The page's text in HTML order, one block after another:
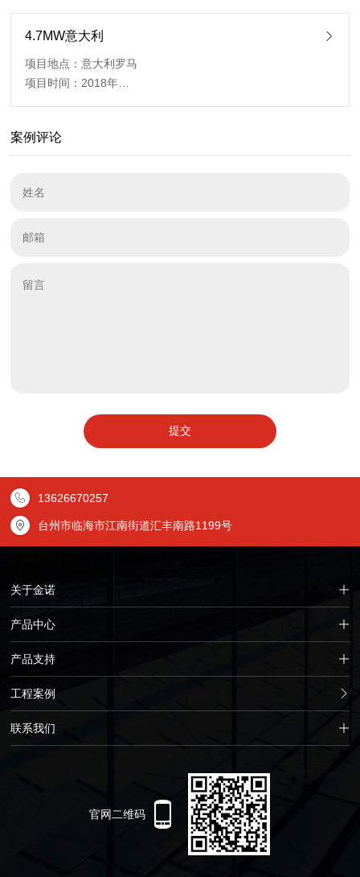
使用型号：单晶310瓦
装机总量：2兆瓦
4.7MW意大利
项目地点：意大利罗马
项目时间：2018年
装机总量：4.7兆瓦
案例评论
提交
13626670257
台州市临海市江南街道汇丰南路1199号
官网二维码
关于金诺
产品中心
产品支持
工程案例
联系我们